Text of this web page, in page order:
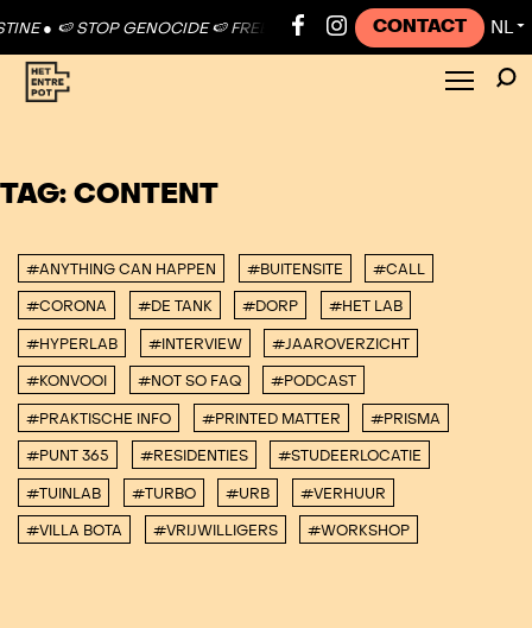
● 🍉 STOP GENOCIDE 🍉 FREE PALESTINE ● 🍉 STOP GENOCIDE
CONTACT NL ▼
TAG: CONTENT
#ANYTHING CAN HAPPEN #BUITENSITE #CALL
#CORONA #DE TANK #DORP #HET LAB
#HYPERLAB #INTERVIEW #JAAROVERZICHT
#KONVOOI #NOT SO FAQ #PODCAST
#PRAKTISCHE INFO #PRINTED MATTER #PRISMA
#PUNT 365 #RESIDENTIES #STUDEERLOCATIE
#TUINLAB #TURBO #URB #VERHUUR
#VILLA BOTA #VRIJWILLIGERS #WORKSHOP